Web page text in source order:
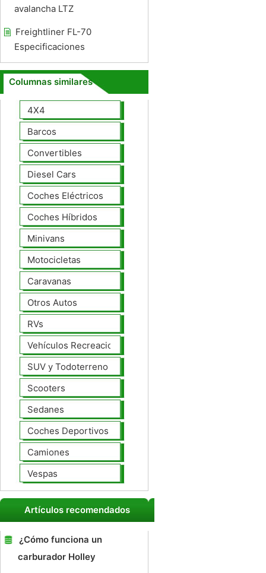
avalancha LTZ
Freightliner FL-70
Especificaciones
Columnas similares
4X4
Barcos
Convertibles
Diesel Cars
Coches Eléctricos
Coches Híbridos
Minivans
Motocicletas
Caravanas
Otros Autos
RVs
Vehículos Recreacionales
SUV y Todoterreno
Scooters
Sedanes
Coches Deportivos
Camiones
Vespas
Artículos recomendados
¿Cómo funciona un
carburador Holley